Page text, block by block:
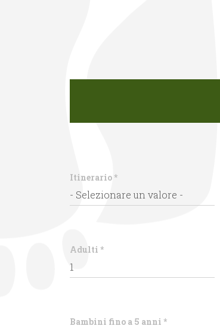
Itinerario *
Adulti *
Bambini fino a 5 anni *